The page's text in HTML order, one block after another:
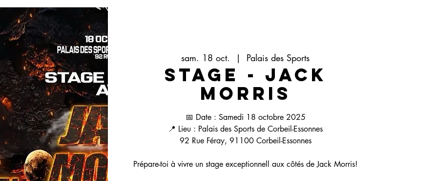
sam. 18 oct.
  |
Palais des Sports
Stage - Jack
Morris
📅 Date : Samedi 18 octobre 2025
📍 Lieu : Palais des Sports de Corbeil-Essonnes
92 Rue Féray, 91100 Corbeil-Essonnes
Prépare-toi à vivre un stage exceptionnell aux côtés de Jack Morris!